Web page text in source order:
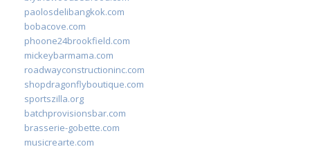
paolosdelibangkok.com
bobacove.com
phoone24brookfield.com
mickeybarmama.com
roadwayconstructioninc.com
shopdragonflyboutique.com
sportszilla.org
batchprovisionsbar.com
brasserie-gobette.com
musicrearte.com